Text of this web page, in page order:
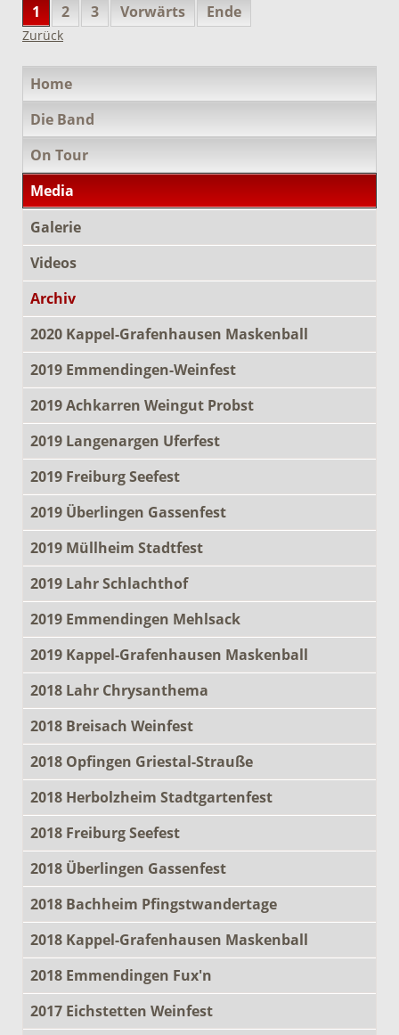
1 2 3 Vorwärts Ende
Zurück
überspringen
Home
Die Band
On Tour
Media
Galerie
Videos
Archiv
2020 Kappel-Grafenhausen Maskenball
2019 Emmendingen-Weinfest
2019 Achkarren Weingut Probst
2019 Langenargen Uferfest
2019 Freiburg Seefest
2019 Überlingen Gassenfest
2019 Müllheim Stadtfest
2019 Lahr Schlachthof
2019 Emmendingen Mehlsack
2019 Kappel-Grafenhausen Maskenball
2018 Lahr Chrysanthema
2018 Breisach Weinfest
2018 Opfingen Griestal-Strauße
2018 Herbolzheim Stadtgartenfest
2018 Freiburg Seefest
2018 Überlingen Gassenfest
2018 Bachheim Pfingstwandertage
2018 Kappel-Grafenhausen Maskenball
2018 Emmendingen Fux'n
2017 Eichstetten Weinfest